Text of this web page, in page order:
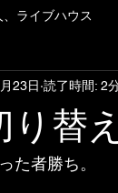
ライブハウス
替
23日 読了時間: 2
た者勝ち。